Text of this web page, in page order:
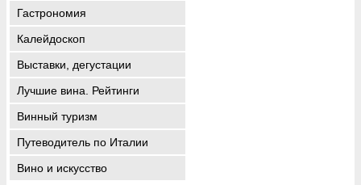
Гастрономия
Калейдоскоп
Выставки, дегустации
Лучшие вина. Рейтинги
Винный туризм
Путеводитель по Италии
Вино и искусство